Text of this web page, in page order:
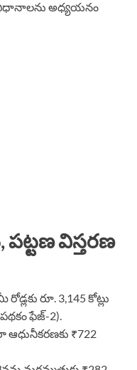
విధానాలను అధ్యయనం
విస్తరణ
రూ. 3,145 కోట్లు
పథకం ఫేజ్-2).
₹722